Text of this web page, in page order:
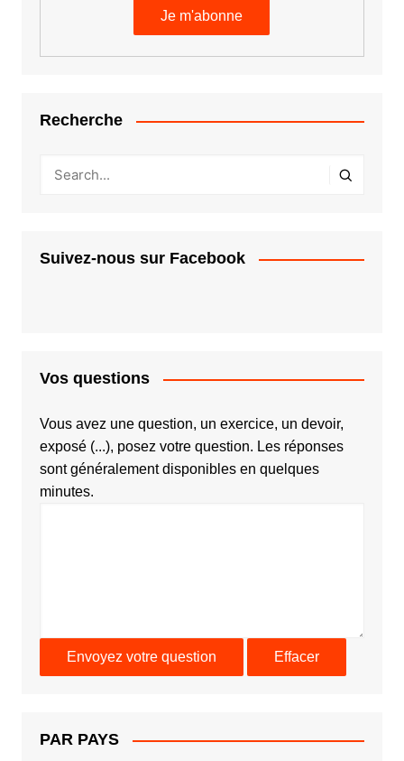
Recherche
Suivez-nous sur Facebook
Vos questions
Vous avez une question, un exercice, un devoir,
exposé (...), posez votre question. Les réponses
sont généralement disponibles en quelques
minutes.
PAR PAYS